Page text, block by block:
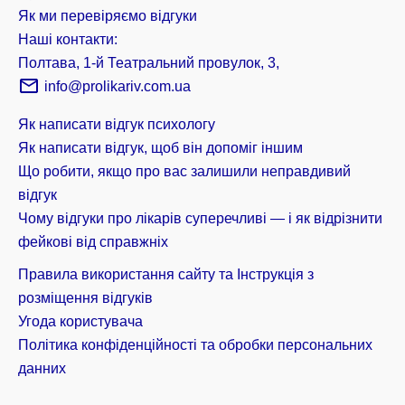
Як ми перевіряємо відгуки
Наші контакти:
Полтава, 1-й Театральний провулок, 3,
info@prolikariv.com.ua
Як написати відгук психологу
Як написати відгук, щоб він допоміг іншим
Що робити, якщо про вас залишили неправдивий
відгук
Чому відгуки про лікарів суперечливі — і як відрізнити
фейкові від справжніх
Правила використання сайту та Інструкція з
розміщення відгуків
Угода користувача
Політика конфіденційності та обробки персональних
данних